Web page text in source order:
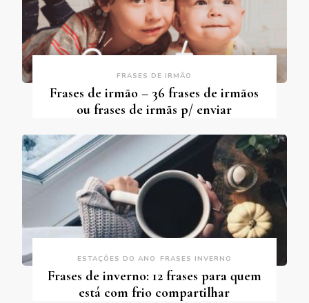
FRASES DE IRMÃO
Frases de irmão – 36 frases de irmãos
ou frases de irmãs p/ enviar
ESTAÇÕES DO ANO FRASES INVERNO
Frases de inverno: 12 frases para quem
está com frio compartilhar